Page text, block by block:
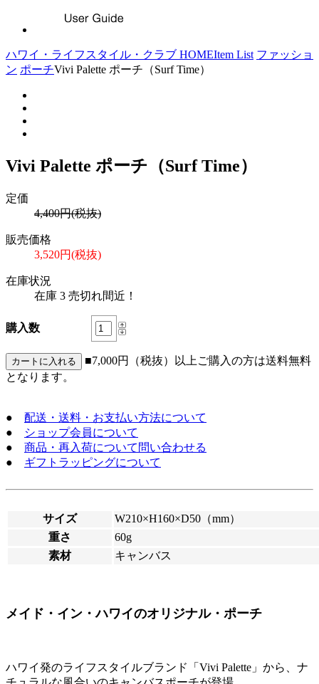
ハワイ・ライフスタイル・クラブ HOMEItem List ファッショ
ン ポーチVivi Palette ポーチ（Surf Time）
Vivi Palette ポーチ（Surf Time）
定価
4,400円(税抜)
販売価格
3,520円(税抜)
在庫状況
在庫 3 売切れ間近！
購入数
■7,000円（税抜）以上ご購入の方は送料無料
となります。
● 配送・送料・お支払い方法について
●
ショップ会員について
● 商品・再入荷について問い合わせる
● ギフトラッピングについて
サイズ
W210×H160×D50（mm）
重さ
60g
素材
キャンバス
メイド・イン・ハワイのオリジナル・ポーチ
ハワイ発のライフスタイルブランド「Vivi Palette」から、ナ